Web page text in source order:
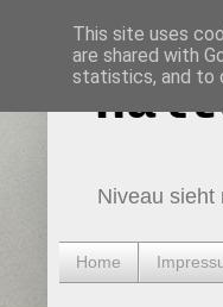
Niveau sieht
Home
This site uses
are shared with
statistics, and to